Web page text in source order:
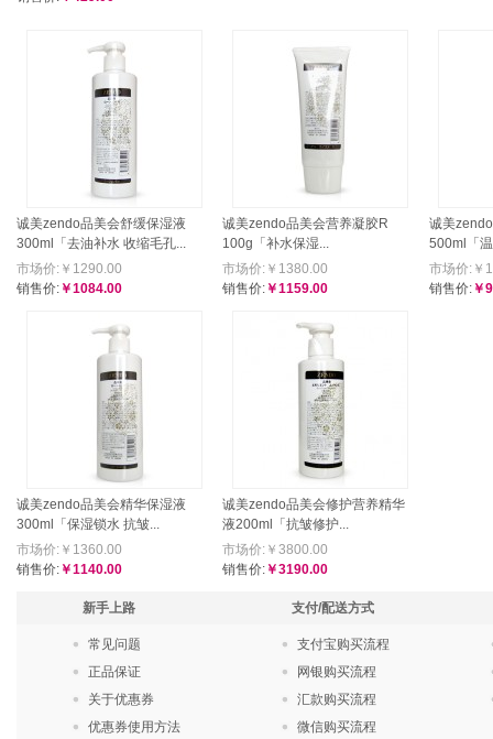
诚美zendo品美会舒缓保湿液
300ml「去油补水 收缩毛孔...
市场价:￥1290.00
销售价: ￥1084.00
诚美zendo品美会营养凝胶R
100g「补水保湿...
市场价:￥1380.00
销售价: ￥1159.00
诚美
500ml「
市场价:￥
销售价:￥
诚美zendo品美会精华保湿液
300ml「保湿锁水 抗皱...
市场价:￥1360.00
销售价: ￥1140.00
诚美zendo品美会修护营养精华
液200ml「抗皱修护...
市场价:￥3800.00
销售价: ￥3190.00
新手上路
常见问题
正品保证
关于优惠券
优惠券使用方法
支付/配送方式
支付宝购买流程
网银购买流程
汇款购买流程
微信购买流程